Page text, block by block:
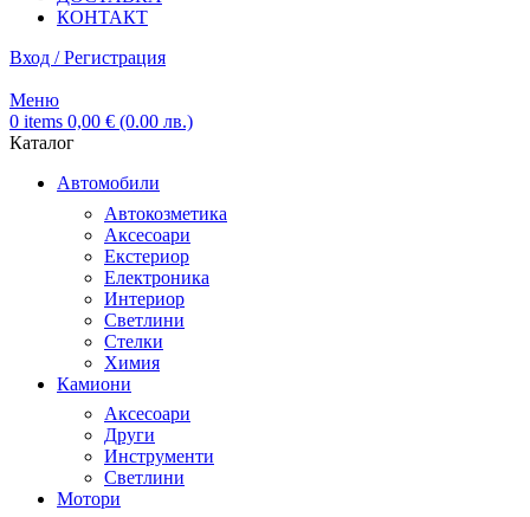
КОНТАКТ
Вход / Регистрация
Меню
0 items 0,00 € (0.00 лв.)
Каталог
Автомобили
Автокозметика
Аксесоари
Екстериор
Електроника
Интериор
Светлини
Стелки
Химия
Камиони
Аксесоари
Други
Инструменти
Светлини
Мотори